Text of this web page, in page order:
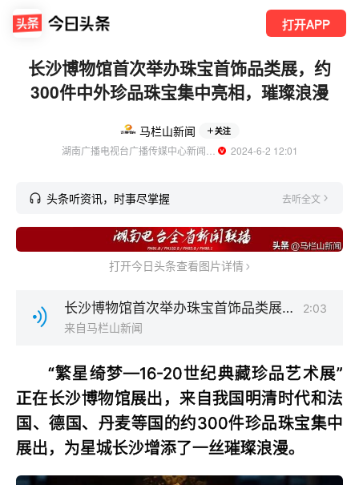
打开APP
长沙博物馆首次举办珠宝首饰品类展，约
300件中外珍品珠宝集中亮相，璀璨浪漫
马栏山新闻 关注
  2024-6-2 12:01
头条听资讯，时事尽掌握 去听全文
打开今日头条查看图片详情
长沙博物馆首次举办珠宝首饰品类展，约300件中外珍品珠宝集中亮相，璀璨浪漫.mp3
2:03
来自马栏山新闻
“繁星绮梦—16-20世纪典藏珍品艺术展”
正在长沙博物馆展出，来自我国明清时代和法
国、德国、丹麦等国的约300件珍品珠宝集中
展出，为星城长沙增添了一丝璀璨浪漫。